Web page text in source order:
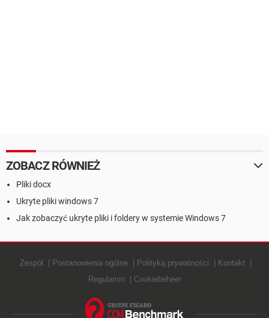
ZOBACZ RÓWNIEŻ
Pliki docx
Ukryte pliki windows 7
Jak zobaczyć ukryte pliki i foldery w systemie Windows 7
Zespół Postanowienia ogólne Polityką prywatności
Kontakt
Regulamin
Cookiebeheer